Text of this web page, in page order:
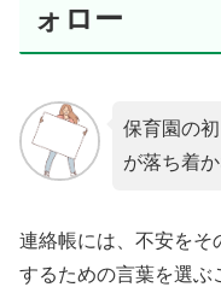
ォロー
保育園の
が落ち着
連絡帳には、不安をそ
するための言葉を選ぶ